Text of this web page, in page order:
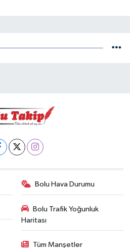
Bolu Hava Durumu
Bolu Trafik Yoğunluk
Haritası
Tüm Manşetler